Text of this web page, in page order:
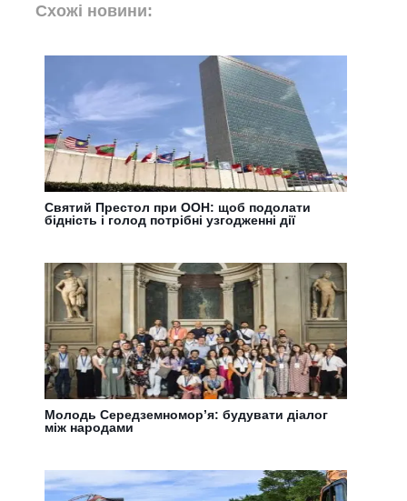
Схожі новини:
Святий Престол при ООН: щоб подолати
бідність і голод потрібні узгодженні дії
Молодь Середземномор’я: будувати діалог
між народами